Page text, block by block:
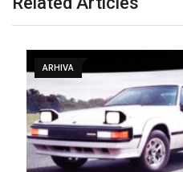
ARHIVA